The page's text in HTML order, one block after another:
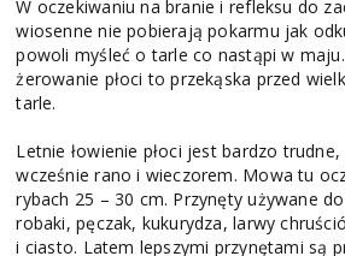
W oczekiwaniu na branie i refleksu do
wiosenne nie pobierają pokarmu jak
powoli myśleć o tarle co nastąpi w
żerowanie płoci to przekąska przed
tarle.
Letnie łowienie płoci jest bardzo
wcześnie rano i wieczorem. Mowa tu
rybach 25 – 30 cm. Przynęty używane
robaki, pęczak, kukurydza, larwy
i ciasto. Latem lepszymi przynętami są